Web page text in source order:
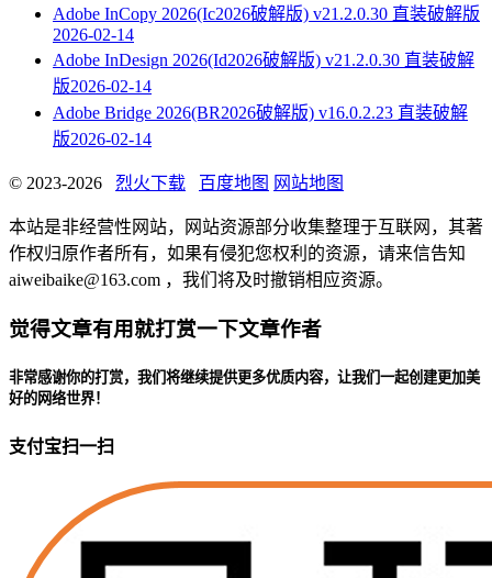
Adobe InCopy 2026(Ic2026破解版) v21.2.0.30 直装破解版
2026-02-14
Adobe InDesign 2026(Id2026破解版) v21.2.0.30 直装破解
版2026-02-14
Adobe Bridge 2026(BR2026破解版) v16.0.2.23 直装破解
版2026-02-14
© 2023-2026 烈火下载 百度地图 网站地图
本站是非经营性网站，网站资源部分收集整理于互联网，其著
作权归原作者所有，如果有侵犯您权利的资源，请来信告知
aiweibaike@163.com ，我们将及时撤销相应资源。
觉得文章有用就打赏一下文章作者
非常感谢你的打赏，我们将继续提供更多优质内容，让我们一起创建更加美
好的网络世界！
支付宝扫一扫